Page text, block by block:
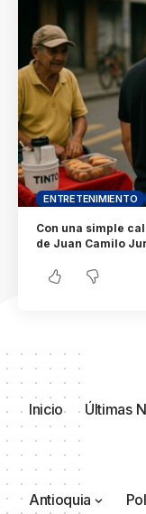
ENTRETENIMIENTO
Con una simple
de Juan Camilo
Inicio Últimas
Antioquia